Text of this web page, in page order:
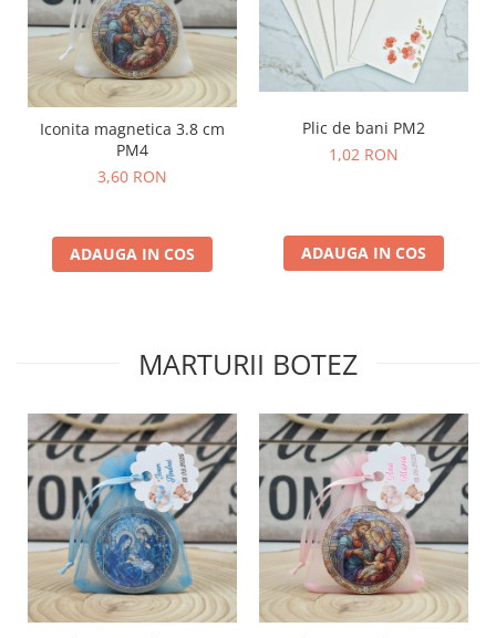
Iconita magnetica 3.8 cm
PM4
3,60 RON
ADAUGA IN COS
Plic de bani PM2
1,02 RON
ADAUGA IN COS
MARTURII BOTEZ